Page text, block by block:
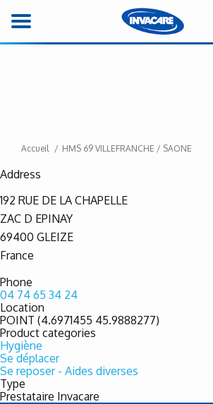
Accueil HMS 69 VILLEFRANCHE / SAONE
Address
192 RUE DE LA CHAPELLE
ZAC D EPINAY
69400 GLEIZE
France
Phone
04 74 65 34 24
Location
POINT (4.6971455 45.9888277)
Product categories
Hygiène
Se déplacer
Se reposer - Aides diverses
Type
Prestataire Invacare